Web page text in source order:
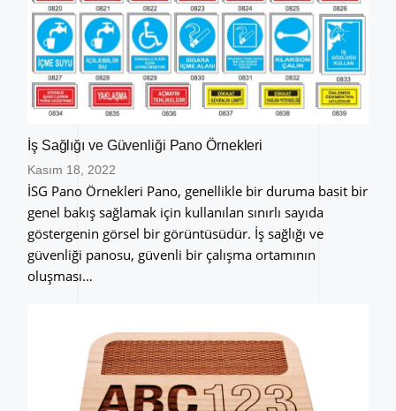
İş Sağlığı ve Güvenliği Pano Örnekleri
Kasım 18, 2022
İSG Pano Örnekleri Pano, genellikle bir duruma basit bir
genel bakış sağlamak için kullanılan sınırlı sayıda
göstergenin görsel bir görüntüsüdür. İş sağlığı ve
güvenliği panosu, güvenli bir çalışma ortamının
oluşması…